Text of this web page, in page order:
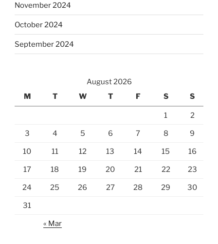
November 2024
October 2024
September 2024
August 2026
M
T W T F S S
1 2
3 4 5 6 7 8 9
10 11 12 13 14 15 16
17 18 19 20 21 22 23
24 25 26 27 28 29 30
31
« Mar